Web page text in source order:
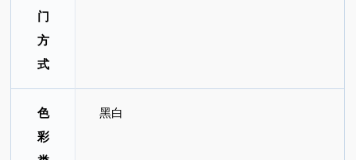
门
方
式
色
彩
黑白